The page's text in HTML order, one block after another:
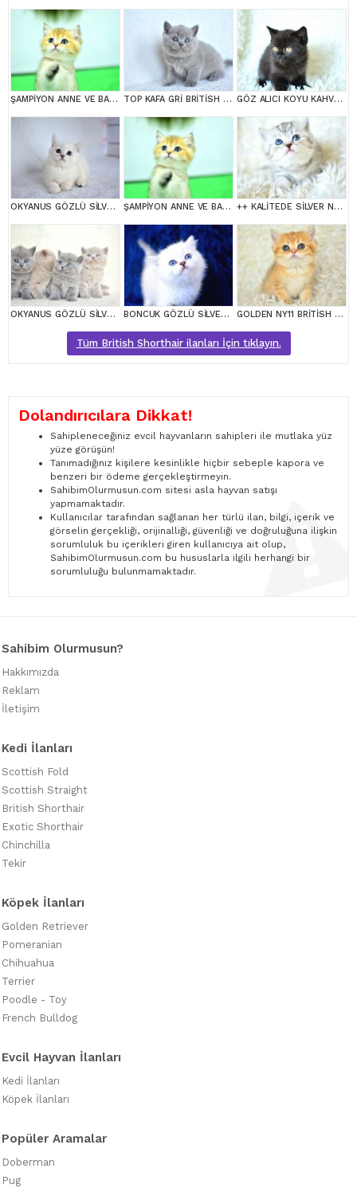
ŞAMPİYON ANNE VE BABANI YAVRUSU NY11 GOLDEN BRİTİSH SHORTHAİR YAVRUMUZ TOP KAFA GRİ BRİTİSH SHORTHAİR YAVRUMUZ GÖZ ALICI KOYU KAHVE RENGİ İLE BRİTİSH SHORTHAİR
OKYANUS GÖZLÜ SİLVER POİNT BRİTİSH SHORTHAİR YAVRUMUZ ŞAMPİYON ANNE VE BABANI YAVRUSU NY11 GOLDEN BRİTİSH SHORTHAİR YAVRUMUZ ++ KALİTEDE SİLVER NS24 BRİTİSH SHORTHAİR
OKYANUS GÖZLÜ SİLVER POİNT BRİTİSH SHORTHAİR YAVRUMUZ BONCUK GÖZLÜ SİLVER BRİTİSH SHORTHAİR NS1133 GOLDEN NY11 BRİTİSH SHORTHAİR YAVRUMUZ
Tüm British Shorthair ilanları İçin tıklayın.
Dolandırıcılara Dikkat!
Sahipleneceğiniz evcil hayvanların sahipleri ile mutlaka yüz
yüze görüşün!
Tanımadığınız kişilere kesinlikle hiçbir sebeple kapora ve
benzeri bir ödeme gerçekleştirmeyin.
SahibimOlurmusun.com sitesi asla hayvan satışı
yapmamaktadır.
Kullanıcılar tarafından sağlanan her türlü ilan, bilgi, içerik ve
görselin gerçekliği, orijinalliği, güvenliği ve doğruluğuna ilişkin
sorumluluk bu içerikleri giren kullanıcıya ait olup,
SahibimOlurmusun.com bu hususlarla ilgili herhangi bir
sorumluluğu bulunmamaktadır.
Sahibim Olurmusun?
Hakkımızda
Reklam
İletişim
Kedi İlanları
Scottish Fold
Scottish Straight
British Shorthair
Exotic Shorthair
Chinchilla
Tekir
Köpek İlanları
Golden Retriever
Pomeranian
Chihuahua
Terrier
Poodle - Toy
French Bulldog
Evcil Hayvan İlanları
Kedi İlanları
Köpek İlanları
Popüler Aramalar
Doberman
Pug